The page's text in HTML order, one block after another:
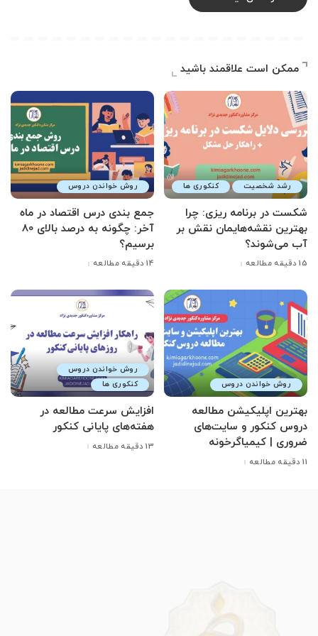
ممکن است علاقمند باشید
رشد شخصیت کنکوری ها
شکست در برنامه ریزی: چرا
بهترین نقشه‌هایمان نقش بر
آب می‌شوند؟
15 دقیقه مطالعه
روش خواندن دروس
جمع بندی درس اقتصاد در ماه
آخر: چگونه به درصد بالای 80
برسیم؟
14 دقیقه مطالعه
روش خواندن دروس
بهترین اپلیکیشن مطالعه
دروس کنکور و سایت‌های
ضروری | کیمیاگرخونه
11 دقیقه مطالعه
روش خواندن دروس
کنکوری ها
افزایش سرعت مطالعه در
هفته‌های پایانی کنکور
13 دقیقه مطالعه